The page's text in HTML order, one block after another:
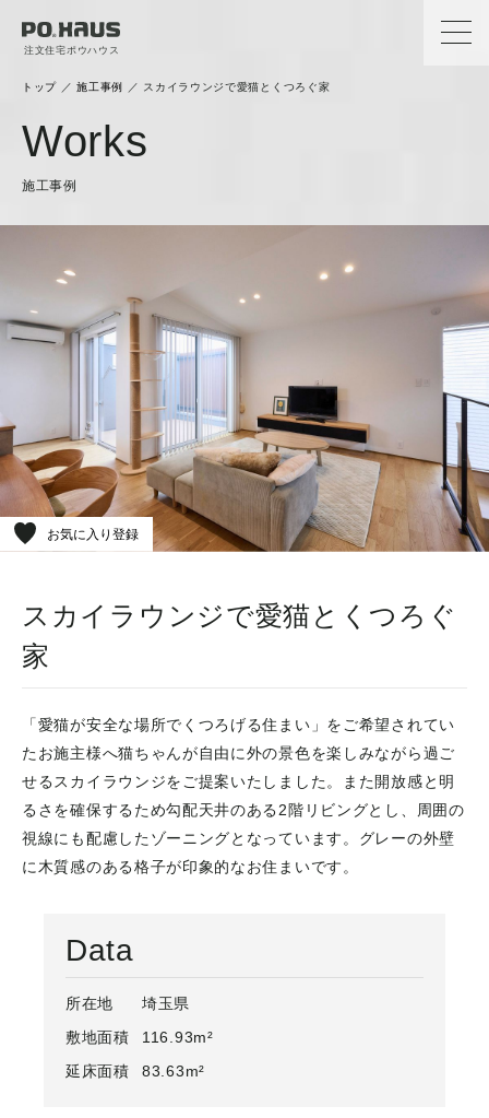
注文住宅ポウハウス
トップ ／施工事例 ／ スカイラウンジで愛猫とくつろぐ家
Works
施工事例
お気に入り登録
スカイラウンジで愛猫とくつろぐ
家
「愛猫が安全な場所でくつろげる住まい」をご希望されてい
たお施主様へ猫ちゃんが自由に外の景色を楽しみながら過ご
せるスカイラウンジをご提案いたしました。また開放感と明
るさを確保するため勾配天井のある2階リビングとし、周囲の
視線にも配慮したゾーニングとなっています。グレーの外壁
に木質感のある格子が印象的なお住まいです。
Data
所在地
埼玉県
敷地面積
116.93m²
延床面積
83.63m²